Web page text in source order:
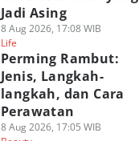
Jadi Asing
8 Aug 2026, 17:08 WIB
Life
Perming Rambut:
Jenis, Langkah-
langkah, dan Cara
Perawatan
8 Aug 2026, 17:05 WIB